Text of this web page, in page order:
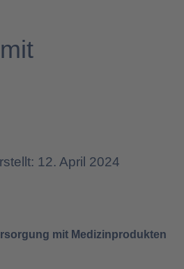
12. April 2024
mit Medizinprodukten